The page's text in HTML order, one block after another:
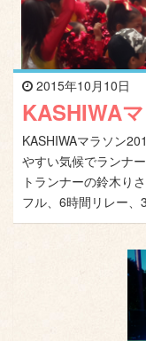
2015年10月10日
KASHIWA
KASHIWAマラソン
やすい気候でランナ
トランナーの鈴木り
フル、6時間リレー